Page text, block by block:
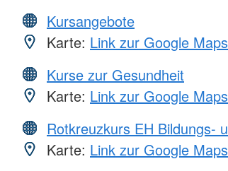
Kursangebote
Karte: Link zur Google
Kurse zur Gesundheit
Karte: Link zur Google
Rotkreuzkurs EH Bildungs-
Karte: Link zur Google